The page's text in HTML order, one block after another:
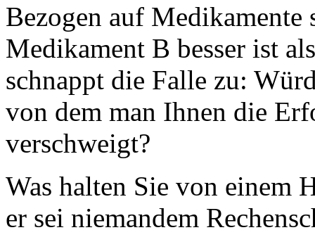
Bezogen auf Medikamente
Medikament B besser ist
schnappt die Falle zu:
von dem man Ihnen die
verschweigt?
Was halten Sie von einem
er sei niemandem